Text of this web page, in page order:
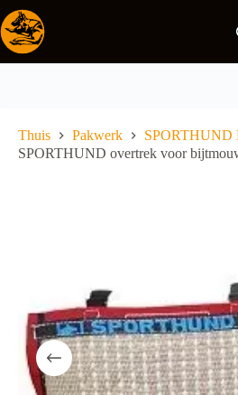
naar
de
inhoud
Thuis Pakwerk
SPORTHUND
SPORTHUND overtrek voor